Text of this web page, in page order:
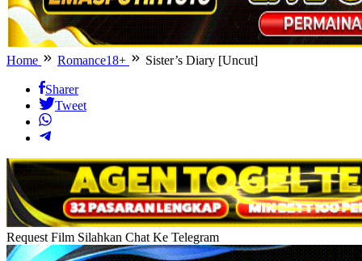
Home Romance18+ Sister’s Diary [Uncut]
Sharer
Tweet
Request Film Silahkan Chat Ke Telegram